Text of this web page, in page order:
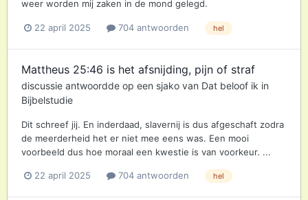
weer worden mij zaken in de mond gelegd.
22 april 2025 704 antwoorden hel
Mattheus 25:46 is het afsnijding, pijn of straf
discussie antwoordde op een sjako van Dat beloof ik in
Bijbelstudie
Dit schreef jij. En inderdaad, slavernij is dus afgeschaft zodra
de meerderheid het er niet mee eens was. Een mooi
voorbeeld dus hoe moraal een kwestie is van voorkeur. ...
22 april 2025 704 antwoorden hel